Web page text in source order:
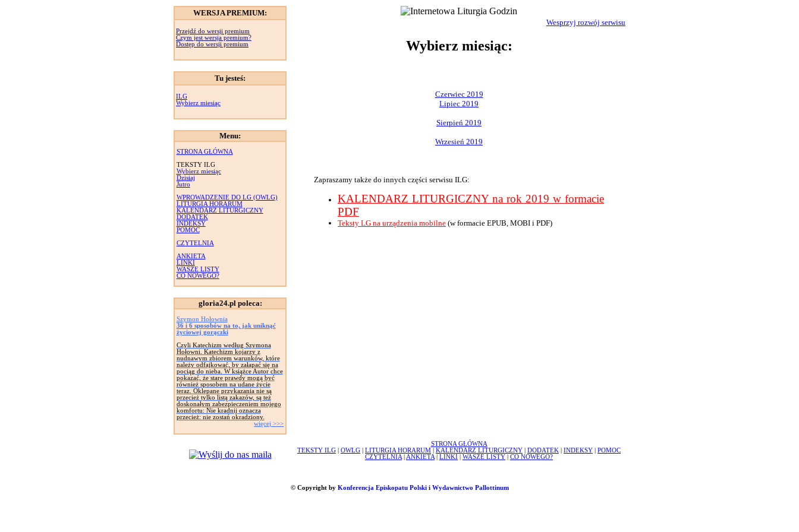
WERSJA PREMIUM:
Przejdź do wersji premium
Czym jest wersja premium?
Dostęp do wersji premium
Tu jesteś:
ILG
Wybierz miesiąc
Menu:
STRONA GŁÓWNA
TEKSTY ILG
Wybierz miesiąc
Dzisiaj
Jutro
WPROWADZENIE DO LG (OWLG)
LITURGIA HORARUM
KALENDARZ LITURGICZNY
DODATEK
INDEKSY
POMOC
CZYTELNIA
ANKIETA
LINKI
WASZE LISTY
CO NOWEGO?
gloria24.pl poleca:
Szymon Hołownia
36 i 6 sposobów na to, jak uniknąć
życiowej gorączki
Czyli Katechizm według Szymona
Hołowni. Katechizm kojarzy z
nudnawym zbiorem warunków, które
należy odfajkować, by załapać się na
pociąg do nieba. W książce Autor chce
pokazać, że stare prawdy mogą być
również sposobem na udane życie
teraz. Oklepane przykazania nie są
przecież tylko listą zakazów, są też
doskonałym zabezpieczeniem mojego
komfortu: Nie kradnij oznacza
przecież: nie zostań okradziony.
więcej >>>
Wesprzyj rozwój serwisu
Wybierz miesiąc:
Czerwiec 2019
Lipiec 2019
Sierpień 2019
Wrzesień 2019
Zapraszamy także do innych części serwisu ILG:
KALENDARZ LITURGICZNY na rok 2019 w formacie
PDF
Teksty LG na urządzenia mobilne (w formacie EPUB, MOBI i PDF)
STRONA GŁÓWNA
TEKSTY ILG
OWLG LITURGIA HORARUM KALENDARZ LITURGICZNY DODATEK INDEKSY
POMOC
CZYTELNIA
ANKIETA LINKI WASZE LISTY CO NOWEGO?
© Copyright by Konferencja Episkopatu Polskii Wydawnictwo Pallottinum